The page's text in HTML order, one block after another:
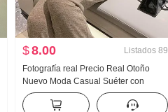
$8.00 Listados 89
Fotografía real Precio Real Otoño
Nuevo Moda Casual Suéter con
capucha Wei Pantalones Adelgazante
Conjunto Traje deportivo Mujer Moda